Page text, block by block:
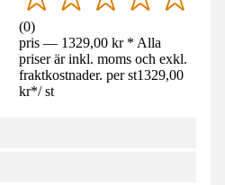
(0)
pris — 1329,00 kr * Alla
priser är inkl. moms och exkl.
fraktkostnader. per st1329,00
kr*/ st